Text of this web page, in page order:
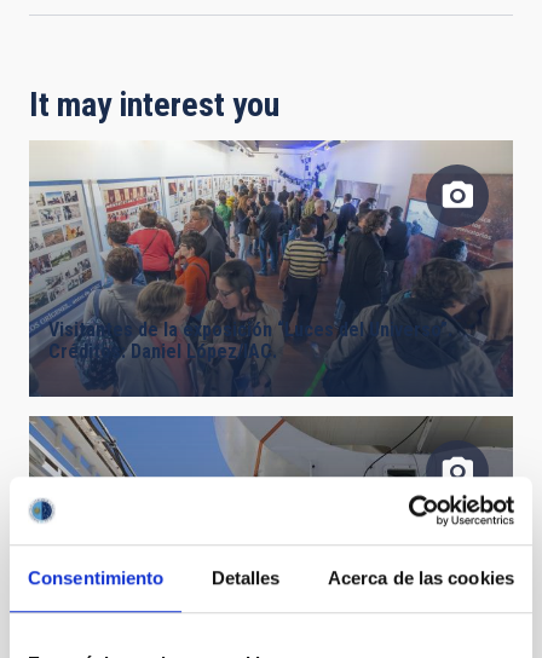
Consentimiento Detalles Acerca de las cookies
It may interest you
Visitantes de la exposición “Luces del Universo”.
Créditos: Daniel López/IAC.
Federica Guidi (IAC) y Ángeles Pérez de Taoro (IAC)